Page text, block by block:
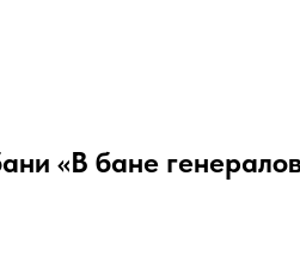
«В бане